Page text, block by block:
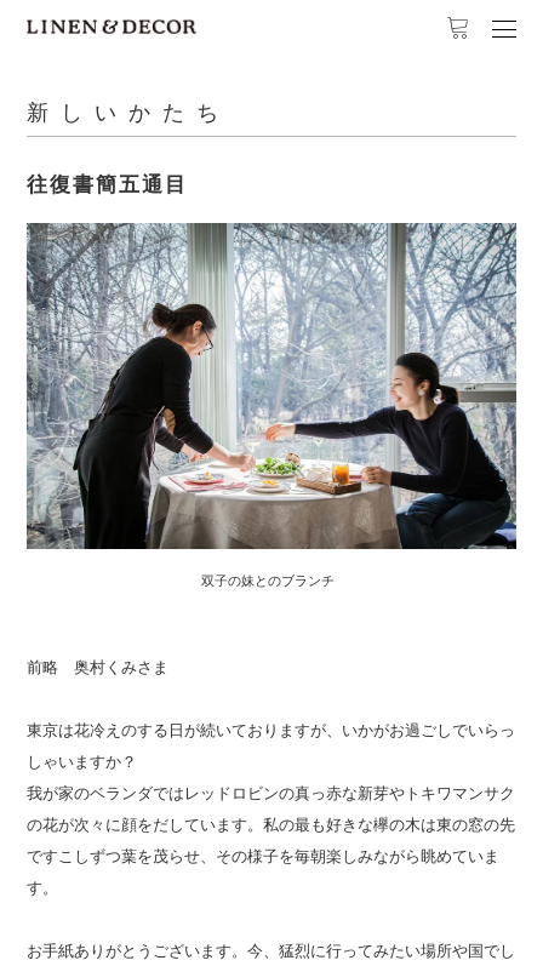
新しいかたち
往復書簡五通目
双子の妹とのブランチ
前略 奥村くみさま
東京は花冷えのする日が続いておりますが、いかがお過ごしでいらっ
しゃいますか？
我が家のベランダではレッドロビンの真っ赤な新芽やトキワマンサク
の花が次々に顔をだしています。私の最も好きな欅の木は東の窓の先
ですこしずつ葉を茂らせ、その様子を毎朝楽しみながら眺めていま
す。
お手紙ありがとうございます。今、猛烈に行ってみたい場所や国でし